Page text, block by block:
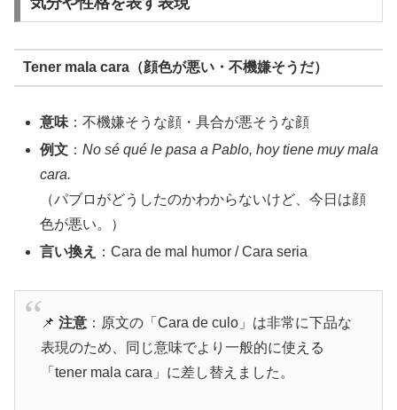
Tener mala cara（顔色が悪い・不機嫌そうだ）
意味 ：不機嫌そうな顔・具合が悪そうな顔
例文 ：No sé qué le pasa a Pablo, hoy tiene muy mala
cara.
（パブロがどうしたのかわからないけど、今日は顔
色が悪い。）
言い換え
：Cara de mal humor / Cara seria
📌 注意：原文の「Cara de culo」は非常に下品な
表現のため、同じ意味でより一般的に使える
「tener mala cara」に差し替えました。